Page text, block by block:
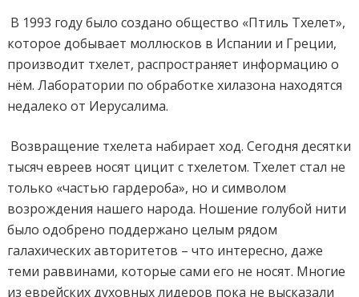
В 1993 году было создано общество «Птиль Тхелет»,
которое добывает моллюсков в Испании и Греции,
производит тхелет, распространяет информацию о
нём. Лаборатории по обработке хилазона находятся
недалеко от Иерусалима.
Возвращение тхелета набирает ход. Сегодня десятки
тысяч евреев носят цицит с тхелетом. Тхелет стал не
только «частью гардероба», но и символом
возрождения нашего народа. Ношение голубой нити
было одобрено поддержано целым рядом
галахических авторитетов – что интересно, даже
теми раввинами, которые сами его не носят. Многие
из еврейских духовных лидеров пока не высказали